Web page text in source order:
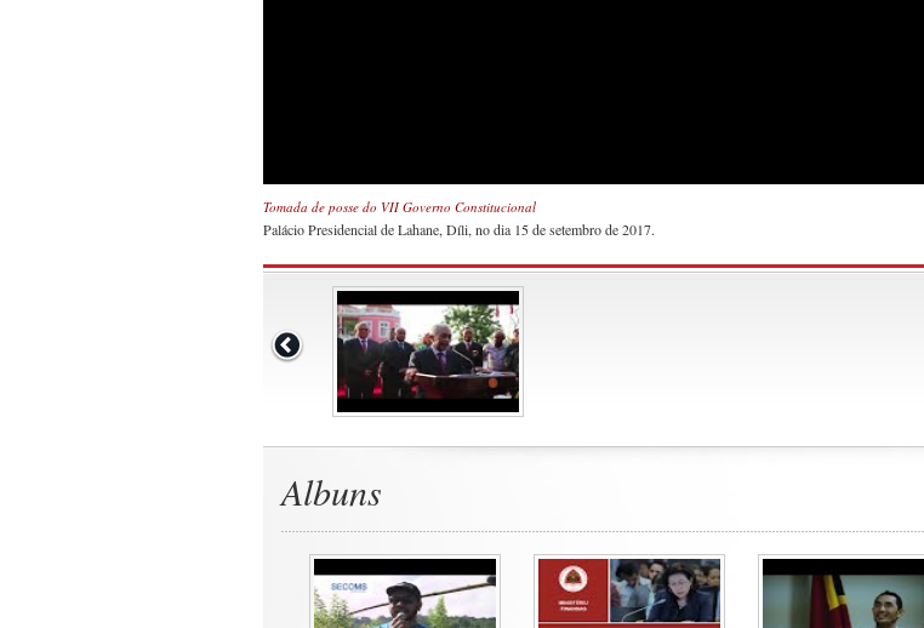
Tomada de posse do VII Governo Constitucional
Palácio Presidencial de Lahane, Díli, no dia 15 de setembro de 2017.
Albuns